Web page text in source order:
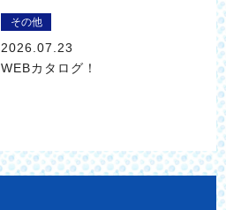
その他
2026.07.23
WEBカタログ！